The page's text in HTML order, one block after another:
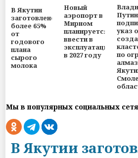
В Якутии
заготовлено
более 65%
от
годового
плана
сырого
молока
Новый
аэропорт в
Мирном
планируется
ввести в
эксплуатацию
в 2027 году
Путин
указ о
по
Мы в популярных социальных
В Якутии